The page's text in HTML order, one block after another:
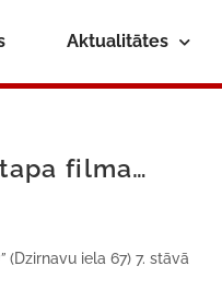
Aktualitātes
filma…
(Dzirnavu iela 67) 7. stāvā